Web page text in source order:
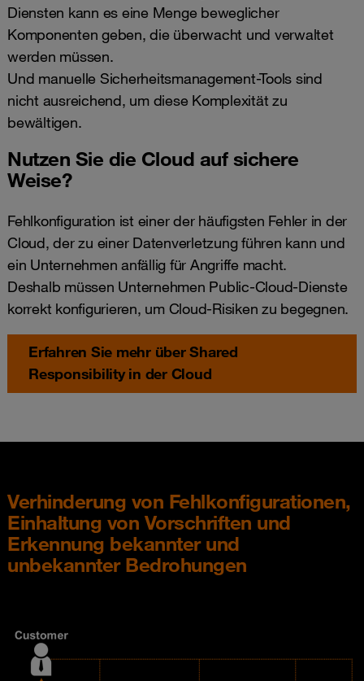
Diensten kann es eine Menge beweglicher
Komponenten geben, die überwacht und verwaltet
werden müssen.
Und manuelle Sicherheitsmanagement-Tools sind
nicht ausreichend, um diese Komplexität zu
bewältigen.
Nutzen Sie die Cloud auf sichere
Weise?
Fehlkonfiguration ist einer der häufigsten Fehler in der
Cloud, der zu einer Datenverletzung führen kann und
ein Unternehmen anfällig für Angriffe macht.
Deshalb müssen Unternehmen Public-Cloud-Dienste
korrekt konfigurieren, um Cloud-Risiken zu begegnen.
Erfahren Sie mehr über Shared
Responsibility in der Cloud
Verhinderung von Fehlkonfigurationen,
Einhaltung von Vorschriften und
Erkennung bekannter und
unbekannter Bedrohungen